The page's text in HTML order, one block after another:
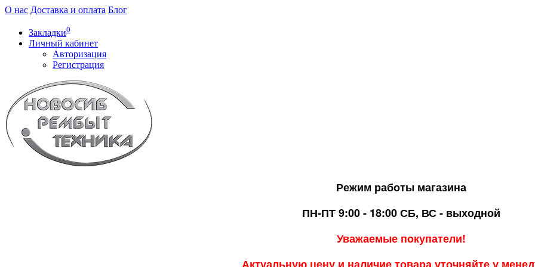
О нас Доставка и оплата Блог
Закладки0
Личный кабинет
Авторизация
Регистрация
Режим работы магазина
ПН-ПТ 9:00 - 18:00СБ, ВС - выходной
Уважаемые покупатели!